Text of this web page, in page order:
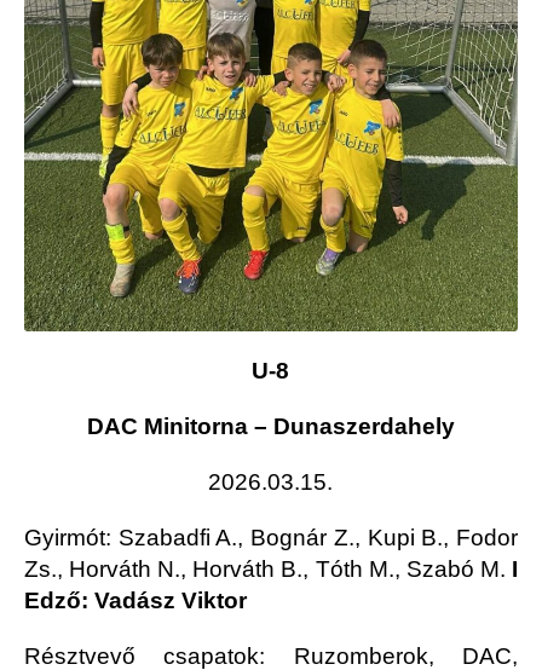
U-8
DAC Minitorna – Dunaszerdahely
2026.03.15.
Gyirmót: Szabadfi A., Bognár Z., Kupi B., Fodor
Zs., Horváth N., Horváth B., Tóth M., Szabó M. I
Edző: Vadász Viktor
Résztvevő csapatok: Ruzomberok, DAC,